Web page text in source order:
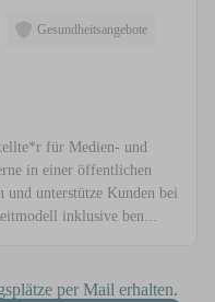
Gesundheitsangebote
für Medien- und
in einer öffentlichen
und unterstütze Kunden bei
inklusive ben...
per Mail erhalten.